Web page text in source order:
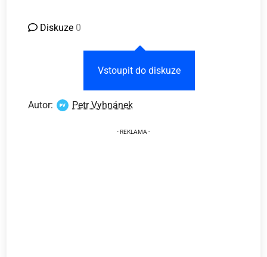
Diskuze 0
Vstoupit do diskuze
Autor: Petr Vyhnánek